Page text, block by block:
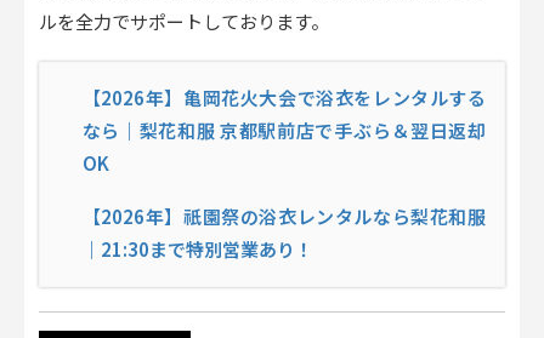
ルを全力でサポートしております。
【2026年】亀岡花火大会で浴衣をレンタルする
なら｜梨花和服 京都駅前店で手ぶら＆翌日返却
OK
【2026年】祇園祭の浴衣レンタルなら梨花和服
｜21:30まで特別営業あり！